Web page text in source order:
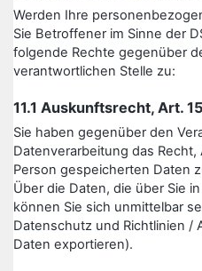
Werden Ihre
Sie Betroffener im Sinne der
folgende Rechte gegenüber
verantwortlichen Stelle zu:
11.1 Auskunftsrecht, Art.
Sie haben gegenüber den
Datenverarbeitung das
Person gespeicherten Daten
Über die Daten, die über Sie
können Sie sich unmittelbar
Datenschutz und Richtlinien /
Daten exportieren).